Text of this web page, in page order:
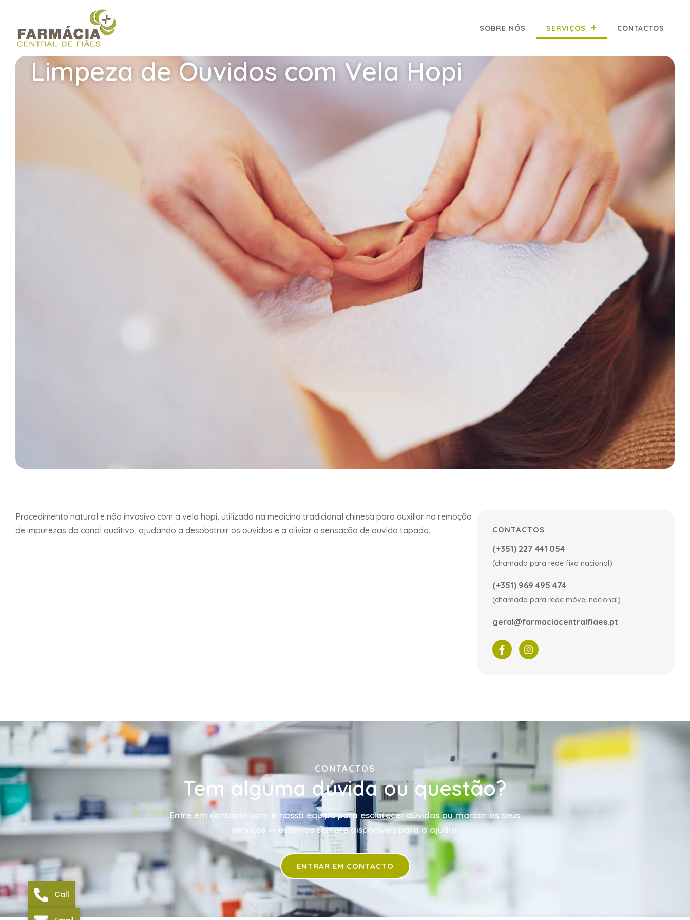
SOBRE NÓS SERVIÇOS CONTACTOS
Limpeza de Ouvidos com Vela Hopi
Procedimento natural e não invasivo com a vela hopi, utilizada na medicina tradicional chinesa para auxiliar na remoção
de impurezas do canal auditivo, ajudando a desobstruir os ouvidos e a aliviar a sensação de ouvido tapado.
CONTACTOS
(+351) 227 441 054
(chamada para rede fixa nacional)
(+351) 969 495 474
(chamada para rede móvel nacional)
geral@farmaciacentralfiaes.pt
CONTACTOS
Tem alguma dúvida ou questão?
Entre em contacto com a nossa equipa para esclarecer dúvidas ou marcar os seus
serviços — estamos sempre disponíveis para o ajudar.
ENTRAR EM CONTACTO
Call